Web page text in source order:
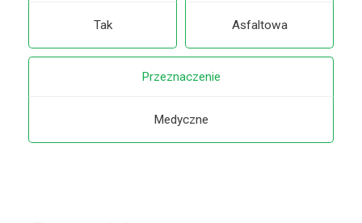
Tak Asfaltowa
Przeznaczenie
Medyczne